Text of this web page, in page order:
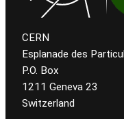
CERN
Esplanade des
P.O. Box
1211 Geneva 23
Switzerland